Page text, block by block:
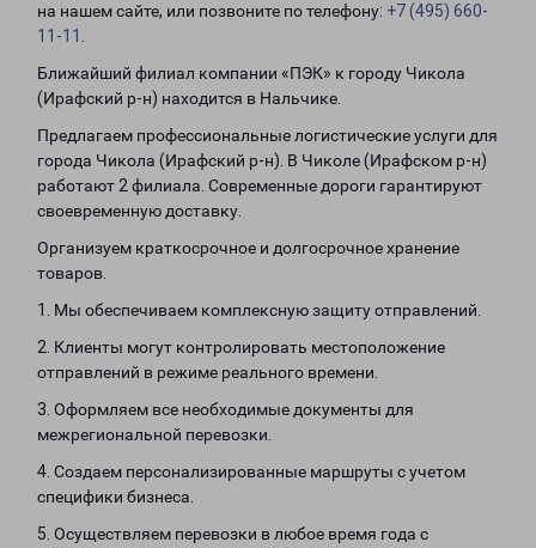
на нашем сайте, или позвоните по телефону: +7 (495) 660-
11-11
Ближайший филиал компании «ПЭК» к городу Чикола
(Ирафский р-н) находится в Нальчике.
Предлагаем профессиональные логистические услуги для
города Чикола (Ирафский р-н). В Чиколе (Ирафском р-н)
работают 2 филиала. Современные дороги гарантируют
своевременную доставку.
Организуем краткосрочное и долгосрочное хранение
товаров.
1. Мы обеспечиваем комплексную защиту отправлений.
2. Клиенты могут контролировать местоположение
отправлений в режиме реального времени.
3. Оформляем все необходимые документы для
межрегиональной перевозки.
4. Создаем персонализированные маршруты с учетом
специфики бизнеса.
5. Осуществляем перевозки в любое время года с